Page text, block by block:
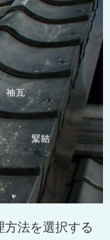
法を選択する